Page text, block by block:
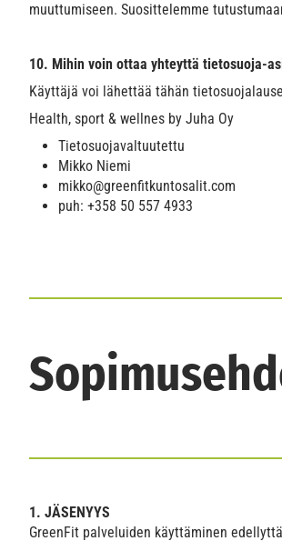
muuttumiseen. Suosittelemme
10. Mihin voin ottaa yhteyttä tietosuoja-
Käyttäjä voi lähettää tähän
Health, sport & wellnes by Juha Oy
Tietosuojavaltuutettu
Mikko Niemi
mikko@greenfitkuntosalit.com
puh: +358 50 557 4933
1. JÄSENYYS
GreenFit palveluiden käyttäminen